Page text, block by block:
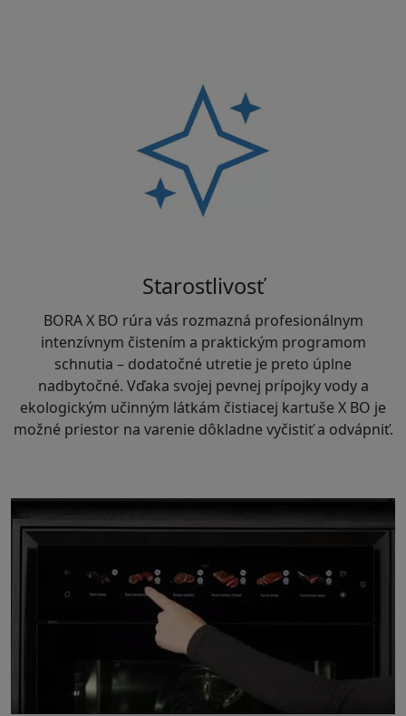
Starostlivosť
BORA X BO rúra vás rozmazná profesionálnym
intenzívnym čistením a praktickým programom
schnutia – dodatočné utretie je preto úplne
nadbytočné. Vďaka svojej pevnej prípojky vody a
ekologickým učinným látkám čistiacej kartuše X BO je
možné priestor na varenie dôkladne vyčistiť a odvápniť.